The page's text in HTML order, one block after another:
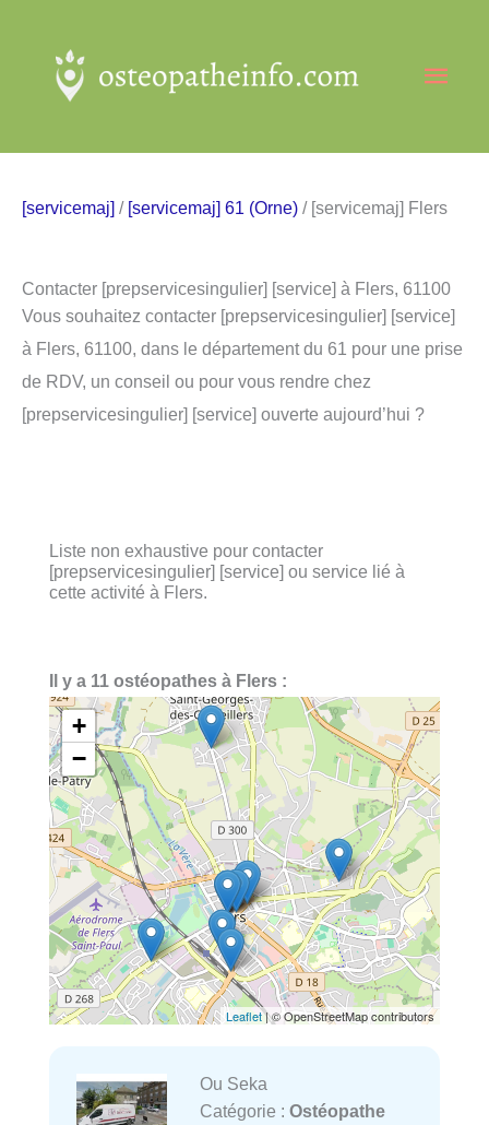
contenu
[servicemaj] / [servicemaj] 61 (Orne) / [servicemaj] Flers
Contacter [prepservicesingulier] [service] à Flers, 61100
Vous souhaitez contacter [prepservicesingulier] [service]
à Flers, 61100, dans le département du 61 pour une prise
de RDV, un conseil ou pour vous rendre chez
[prepservicesingulier] [service] ouverte aujourd’hui ?
Liste non exhaustive pour contacter
[prepservicesingulier] [service] ou service lié à
cette activité à Flers.
Il y a 11 ostéopathes à Flers :
+
−
Leaflet| © OpenStreetMap contributors
Ou Seka
Catégorie : Ostéopathe